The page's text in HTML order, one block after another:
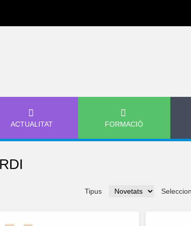
ACTUALITAT FORMACIÓ
Tipus